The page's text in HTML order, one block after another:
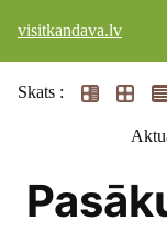
visitkandava.lv
Skats :